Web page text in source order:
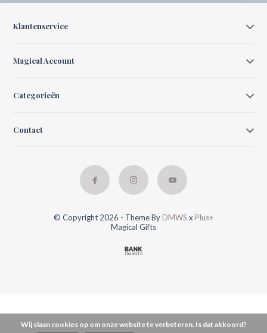
Klantenservice
Magical Account
Categorieën
Contact
© Copyright 2026 - Theme By DMWS x Plus+
Magical Gifts
Wij slaan cookies op om onze website te verbeteren. Is dat akkoord?